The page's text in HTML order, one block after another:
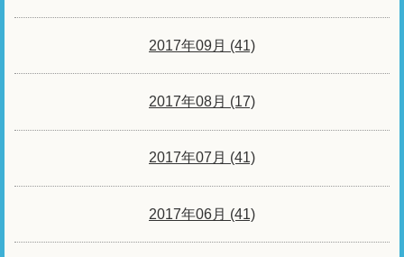
2017年09月 (41)
2017年08月 (17)
2017年07月 (41)
2017年06月 (41)